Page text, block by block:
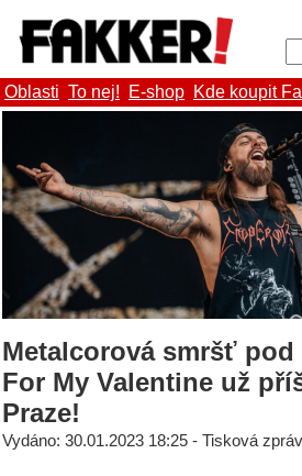
Oblasti To nej! E-shop Kde koupit
Metalcorová smršť
For My Valentine už
Praze!
Vydáno: 30.01.2023 18:25 - Tisková